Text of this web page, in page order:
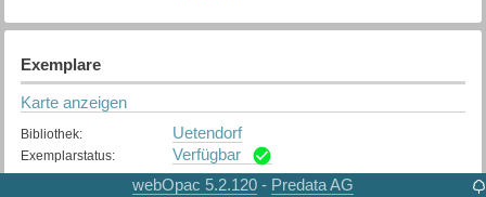
Exemplare
Karte anzeigen
Bibliothek: Uetendorf
Exemplarstatus:
Verfügbar
webOpac 5.2.120 - Predata AG